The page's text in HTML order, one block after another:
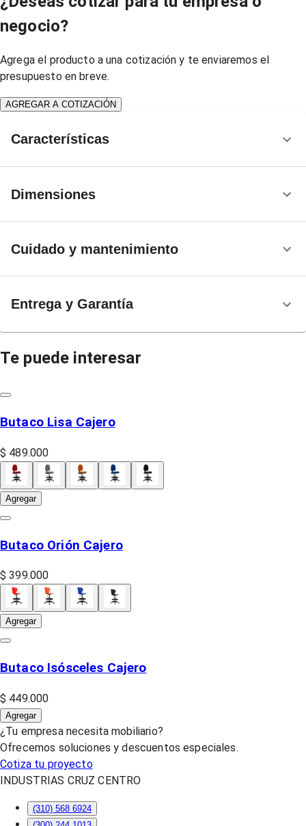
negocio?
Agrega el producto a una cotización y te enviaremos el
presupuesto en breve.
AGREGAR A COTIZACIÓN
Características
Dimensiones
Cuidado y mantenimiento
Entrega y Garantía
Te puede interesar
Butaco Lisa Cajero
$ 489.000
Agregar
Butaco Orión Cajero
$ 399.000
Agregar
Butaco Isósceles Cajero
$ 449.000
Agregar
¿Tu empresa necesita mobiliario?
Ofrecemos soluciones y descuentos especiales.
Cotiza tu proyecto
INDUSTRIAS CRUZ CENTRO
(310) 568 6924